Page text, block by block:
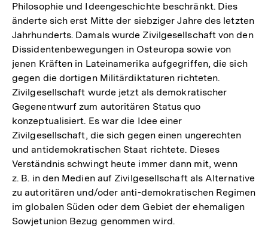
Philosophie und Ideengeschichte beschränkt. Dies
änderte sich erst Mitte der siebziger Jahre des letzten
Jahrhunderts. Damals wurde Zivilgesellschaft von den
Dissidentenbewegungen in Osteuropa sowie von
jenen Kräften in Lateinamerika aufgegriffen, die sich
gegen die dortigen Militärdiktaturen richteten.
Zivilgesellschaft wurde jetzt als demokratischer
Gegenentwurf zum autoritären Status quo
konzeptualisiert. Es war die Idee einer
Zivilgesellschaft, die sich gegen einen ungerechten
und antidemokratischen Staat richtete. Dieses
Verständnis schwingt heute immer dann mit, wenn
z. B. in den Medien auf Zivilgesellschaft als Alternative
zu autoritären und/oder anti-demokratischen Regimen
im globalen Süden oder dem Gebiet der ehemaligen
Sowjetunion Bezug genommen wird.